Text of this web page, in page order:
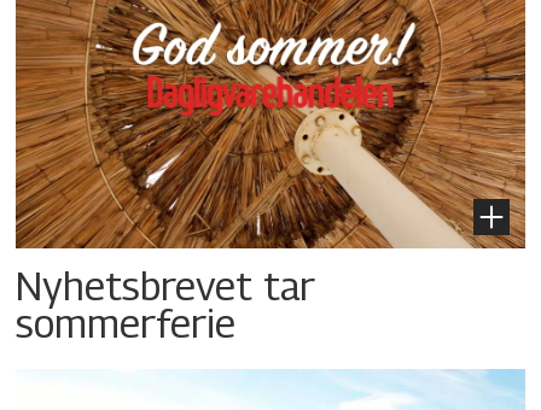
Nyhetsbrevet tar
sommerferie